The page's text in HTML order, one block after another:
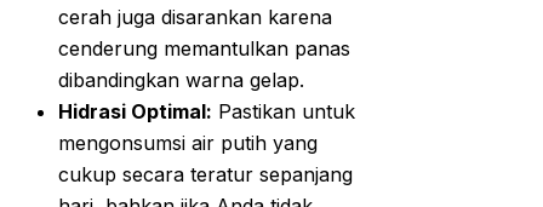
cerah juga disarankan karena
cenderung memantulkan panas
dibandingkan warna gelap.
Hidrasi Optimal: Pastikan untuk
mengonsumsi air putih yang
cukup secara teratur sepanjang